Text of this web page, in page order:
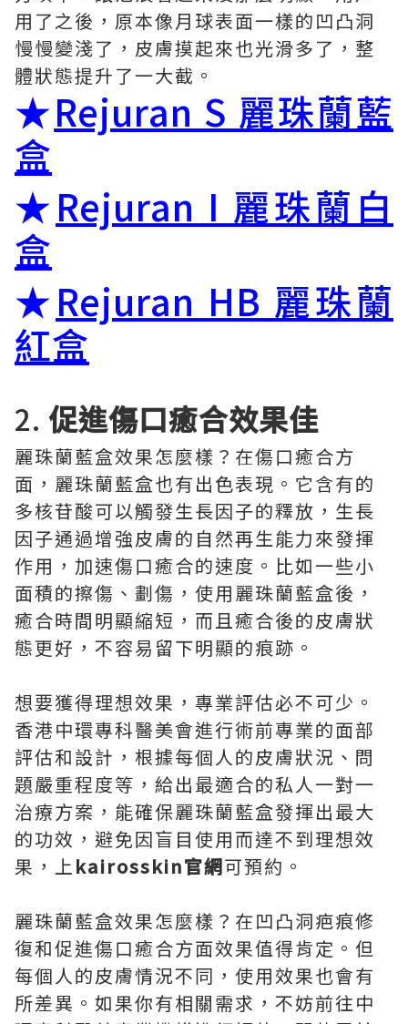
用了之後，原本像月球表面一樣的凹凸洞
慢慢變淺了，皮膚摸起來也光滑多了，整
體狀態提升了一大截。
★Rejuran S 麗珠蘭藍
盒
★Rejuran I 麗珠蘭白
盒
★Rejuran HB 麗珠蘭
紅盒
2. 促進傷口癒合效果佳
麗珠蘭藍盒效果怎麼樣？在傷口癒合方
面，麗珠蘭藍盒也有出色表現。它含有的
多核苷酸可以觸發生長因子的釋放，生長
因子通過增強皮膚的自然再生能力來發揮
作用，加速傷口癒合的速度。比如一些小
面積的擦傷、劃傷，使用麗珠蘭藍盒後，
癒合時間明顯縮短，而且癒合後的皮膚狀
態更好，不容易留下明顯的痕跡。
想要獲得理想效果，專業評估必不可少。
香港中環專科醫美會進行術前專業的面部
評估和設計，根據每個人的皮膚狀況、問
題嚴重程度等，給出最適合的私人一對一
治療方案，能確保麗珠蘭藍盒發揮出最大
的功效，避免因盲目使用而達不到理想效
果，上kairosskin官網可預約。
麗珠蘭藍盒效果怎麼樣？在凹凸洞疤痕修
復和促進傷口癒合方面效果值得肯定。但
每個人的皮膚情況不同，使用效果也會有
所差異。如果你有相關需求，不妨前往中